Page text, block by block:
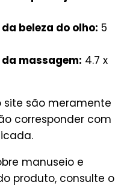
beleza do olho: 5
massagem: 4.7 x
site são meramente
corresponder com
manuseio e
produto, consulte o